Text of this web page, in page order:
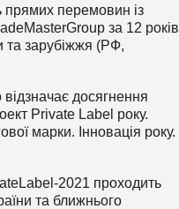
прямих перемовин із
за 12 років
та зарубіжжя (РФ,
досягнення
Private Label року.
марки. Інновація року.
2021 проходить
та ближнього